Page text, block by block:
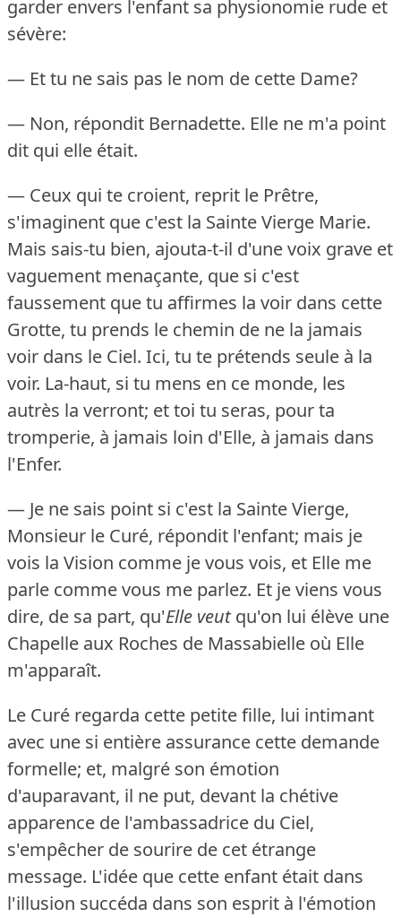
garder envers l'enfant sa physionomie rude et
sévère:
— Et tu ne sais pas le nom de cette Dame?
— Non, répondit Bernadette. Elle ne m'a point
dit qui elle était.
— Ceux qui te croient, reprit le Prêtre,
s'imaginent que c'est la Sainte Vierge Marie.
Mais sais-tu bien, ajouta-t-il d'une voix grave et
vaguement menaçante, que si c'est
faussement que tu affirmes la voir dans cette
Grotte, tu prends le chemin de ne la jamais
voir dans le Ciel. Ici, tu te prétends seule à la
voir. La-haut, si tu mens en ce monde, les
autrès la verront; et toi tu seras, pour ta
tromperie, à jamais loin d'Elle, à jamais dans
l'Enfer.
— Je ne sais point si c'est la Sainte Vierge,
Monsieur le Curé, répondit l'enfant; mais je
vois la Vision comme je vous vois, et Elle me
parle comme vous me parlez. Et je viens vous
dire, de sa part, qu'Elle veutqu'on lui élève une
Chapelle aux Roches de Massabielle où Elle
m'apparaît.
Le Curé regarda cette petite fille, lui intimant
avec une si entière assurance cette demande
formelle; et, malgré son émotion
d'auparavant, il ne put, devant la chétive
apparence de l'ambassadrice du Ciel,
s'empêcher de sourire de cet étrange
message. L'idée que cette enfant était dans
l'illusion succéda dans son esprit à l'émotion